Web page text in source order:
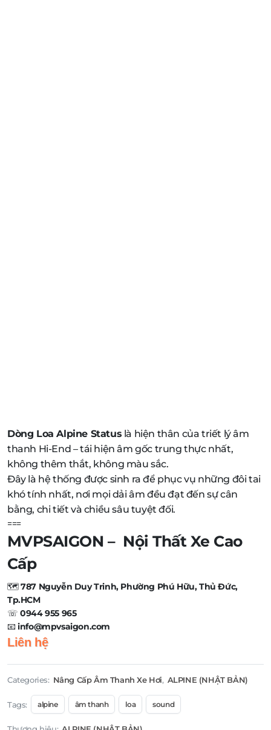
Dòng Loa Alpine Status là hiện thân của triết lý âm
thanh Hi-End – tái hiện âm gốc trung thực nhất,
không thêm thắt, không màu sắc.
Đây là hệ thống được sinh ra để phục vụ những đôi tai
khó tính nhất, nơi mọi dải âm đều đạt đến sự cân
bằng, chi tiết và chiều sâu tuyệt đối.
===
MVPSAIGON – Nội Thất Xe Cao
Cấp
🗺️787 Nguyễn Duy Trinh, Phường Phú Hữu, Thủ Đức,
Tp.HCM
☏0944 955 965
📧info@mpvsaigon.com
Liên hệ
Categories: Nâng Cấp Âm Thanh Xe Hơi, ALPINE (NHẬT BẢN)
Tags: alpine âm thanh loa sound